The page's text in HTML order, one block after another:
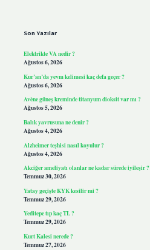
Son Yazılar
Elektrikte VA nedir ?
Ağustos 6, 2026
Kur’an’da yevm kelimesi kaç defa geçer ?
Ağustos 6, 2026
Avène güneş kreminde titanyum dioksit var mı ?
Ağustos 5, 2026
Balık yavrusuna ne denir ?
Ağustos 4, 2026
Alzheimer teşhisi nasıl koyulur ?
Ağustos 4, 2026
Akciğer ameliyatı olanlar ne kadar sürede iyileşir ?
Temmuz 30, 2026
Yatay geçişte KYK kesilir mi ?
Temmuz 29, 2026
Yeditepe tıp kaç TL ?
Temmuz 29, 2026
Kurt Kalesi nerede ?
Temmuz 27, 2026